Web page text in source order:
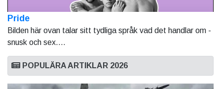
Pride
Bilden här ovan talar sitt tydliga språk vad det handlar om -
snusk och sex....
POPULÄRA ARTIKLAR 2026